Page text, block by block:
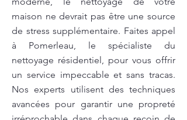
maison ne devrait pas être une source
de stress supplémentaire. Faites appel
à Pomerleau, le spécialiste du
nettoyage résidentiel, pour vous offrir
un service impeccable et sans tracas.
Nos experts utilisent des techniques
avancées pour garantir une propreté